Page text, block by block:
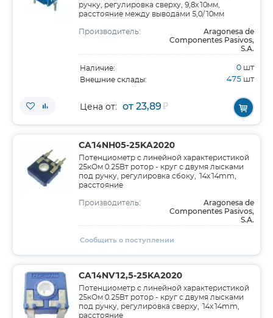
ручку, регулировка сверху, 9,8x10мм,
расстояние между выводами 5,0/10мм
Производитель:
Aragonesa de
Componentes Pasivos,
S.A.
Наличие: 0 шт
Внешние склады: 475 шт
Цена от: от 23,89₽
CA14NH05-25KA2020
Потенциометр с линейной характеристикой
25кОм 0.25Вт ротор - круг с двумя лысками
под ручку, регулировка сбоку, 14x14mm,
расстояние
Производитель:
Aragonesa de
Componentes Pasivos,
S.A.
Сообщить о поступлении
CA14NV12,5-25KA2020
Потенциометр с линейной характеристикой
25кОм 0.25Вт ротор - круг с двумя лысками
под ручку, регулировка сверху, 14x14mm,
расстояние